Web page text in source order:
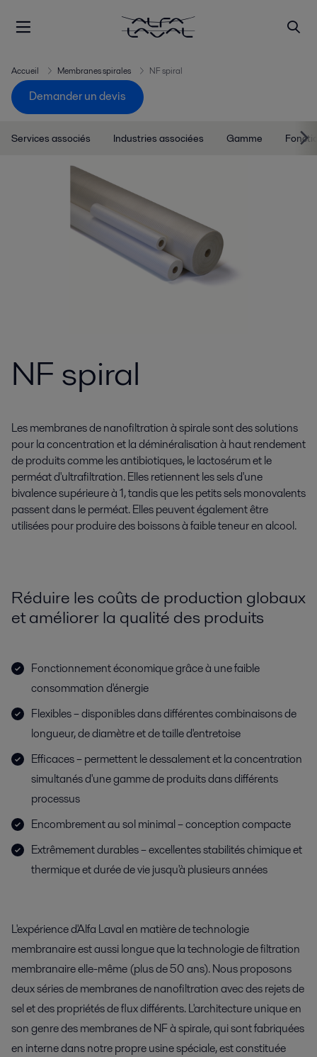
Accueil Membranes spirales NF spiral
Demander un devis
Services associés Industries associées Gamme
NF spiral
Les membranes de nanofiltration à spirale sont des solutions
pour la concentration et la déminéralisation à haut rendement
de produits comme les antibiotiques, le lactosérum et le
perméat d'ultrafiltration. Elles retiennent les sels d'une
bivalence supérieure à 1, tandis que les petits sels monovalents
passent dans le perméat. Elles peuvent également être
utilisées pour produire des boissons à faible teneur en alcool.
Réduire les coûts de production globaux
et améliorer la qualité des produits
Fonctionnement économique grâce à une faible
consommation d'énergie
Flexibles – disponibles dans différentes combinaisons de
longueur, de diamètre et de taille d'entretoise
Efficaces – permettent le dessalement et la concentration
simultanés d'une gamme de produits dans différents
processus
Encombrement au sol minimal – conception compacte
Extrêmement durables – excellentes stabilités chimique et
thermique et durée de vie jusqu'à plusieurs années
L'expérience d'Alfa Laval en matière de technologie
membranaire est aussi longue que la technologie de filtration
membranaire elle-même (plus de 50 ans). Nous proposons
deux séries de membranes de nanofiltration avec des rejets de
sel et des propriétés de flux différents. L'architecture unique en
son genre des membranes de NF à spirale, qui sont fabriquées
en interne dans notre propre usine spéciale, est constituée